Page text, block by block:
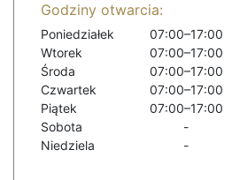
Godziny otwarcia:
Poniedziałek
07:00–17:00
Wtorek
07:00–17:00
Środa
07:00–17:00
Czwartek
07:00–17:00
Piątek
07:00–17:00
Sobota
-
Niedziela
-